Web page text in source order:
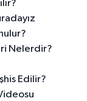
Nelerdir?
Edilir?